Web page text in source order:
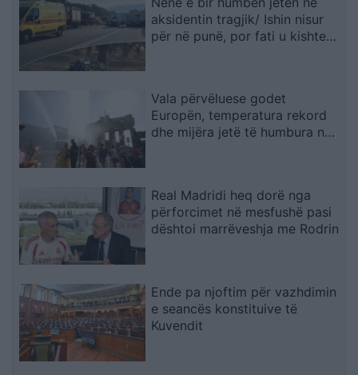
aksidentin tragjik/ Ishin nisur
për në punë, por fati u kishte
Vala përvëluese godet
Europën, temperatura rekord
dhe mijëra jetë të humbura nga
Real Madridi heq dorë nga
përforcimet në mesfushë pasi
dështoi marrëveshja me Rodrin
Ende pa njoftim për vazhdimin
e seancës konstituive të
Kuvendit